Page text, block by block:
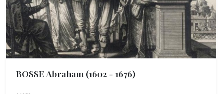
BOSSE Abraham (1602 - 1676)